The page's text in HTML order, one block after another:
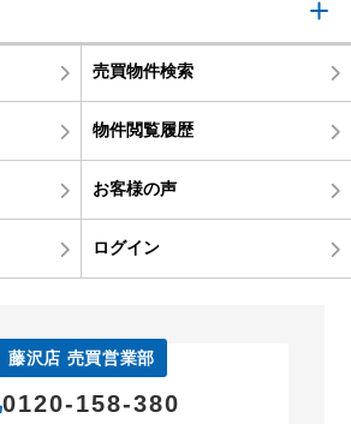
売買物件検索
物件閲覧履歴
お客様の声
ログイン
藤沢店 売買営業部
0120-158-380